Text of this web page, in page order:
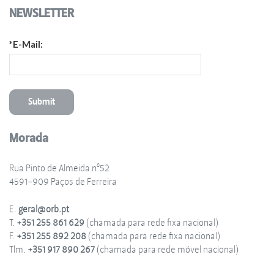
NEWSLETTER
*E-Mail:
Morada
Rua Pinto de Almeida nº52
4591-909 Paços de Ferreira
E. geral@orb.pt
T. +351 255 861 629 (chamada para rede fixa nacional)
F. +351 255 892 208(chamada para rede fixa nacional)
Tlm. +351 917 890 267(chamada para rede móvel nacional)